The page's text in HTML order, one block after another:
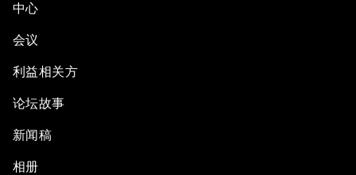
中心
会议
利益相关方
论坛故事
新闻稿
相册